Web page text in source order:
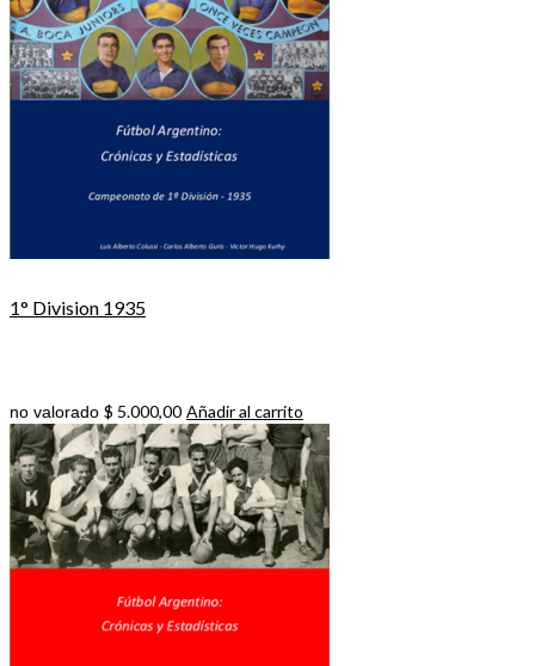
1° Division 1935
no valorado $ 5.000,00 Añadir al carrito